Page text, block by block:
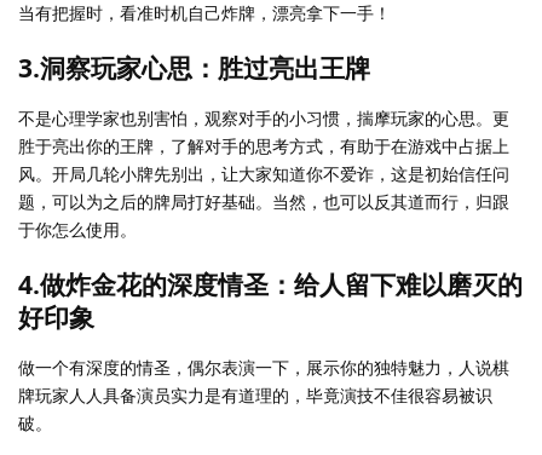
当有把握时，看准时机自己炸牌，漂亮拿下一手！
3.洞察玩家心思：胜过亮出王牌
不是心理学家也别害怕，观察对手的小习惯，揣摩玩家的心思。更
胜于亮出你的王牌，了解对手的思考方式，有助于在游戏中占据上
风。开局几轮小牌先别出，让大家知道你不爱诈，这是初始信任问
题，可以为之后的牌局打好基础。当然，也可以反其道而行，归跟
于你怎么使用。
4.做炸金花的深度情圣：给人留下难以磨灭的
好印象
做一个有深度的情圣，偶尔表演一下，展示你的独特魅力，人说棋
牌玩家人人具备演员实力是有道理的，毕竟演技不佳很容易被识
破。